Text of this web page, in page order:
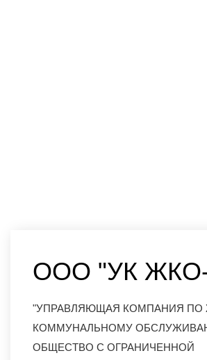
ООО "УК
"УПРАВЛЯЮЩАЯ КОМПАНИЯ
КОММУНАЛЬНОМУ
ОБЩЕСТВО С ОГРАНИЧЕННОЙ